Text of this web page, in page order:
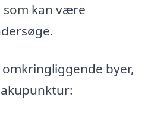
kan være
byer,